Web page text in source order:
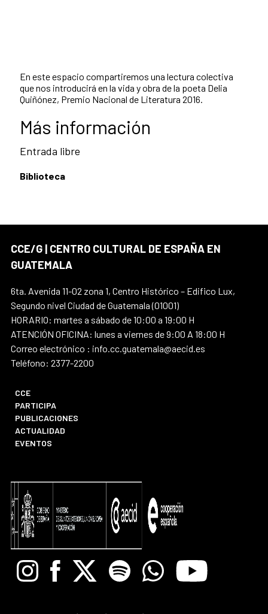
En este espacio compartiremos una lectura colectiva
que nos introducirá en la vida y obra de la poeta Delia
Quiñónez, Premio Nacional de Literatura 2016.
Más información
Entrada libre
Biblioteca
CCE/G | CENTRO CULTURAL DE ESPAÑA EN
GUATEMALA
6ta. Avenida 11-02 zona 1, Centro Histórico – Edifico Lux,
Segundo nivel Ciudad de Guatemala (01001)
HORARIO: martes a sábado de 10:00 a 19:00 H
ATENCIÓN OFICINA: lunes a viernes de 9:00 A 18:00 H
Correo electrónico : info.cc.guatemala@aecid.es
Teléfono: 2377-2200
CCE
PARTICIPA
PUBLICACIONES
ACTUALIDAD
EVENTOS
InstagramFacebook
X Spotify WhatsappYoutube